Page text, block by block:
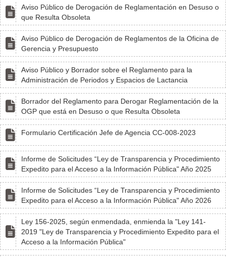

Aviso Público de Derogación de Reglamentación en Desuso o
que Resulta Obsoleta

Aviso Público de Derogación de Reglamentos de la Oficina de
Gerencia y Presupuesto

Aviso Público y Borrador sobre el Reglamento para la
Administración de Periodos y Espacios de Lactancia

Borrador del Reglamento para Derogar Reglamentación de la
OGP que está en Desuso o que Resulta Obsoleta
 Formulario Certificación Jefe de Agencia CC-008-2023

Informe de Solicitudes “Ley de Transparencia y Procedimiento
Expedito para el Acceso a la Información Pública" Año 2025

Informe de Solicitudes “Ley de Transparencia y Procedimiento
Expedito para el Acceso a la Información Pública" Año 2026

Ley 156-2025, según enmendada, enmienda la "Ley 141-
2019 "Ley de Transparencia y Procedimiento Expedito para el
Acceso a la Información Pública"